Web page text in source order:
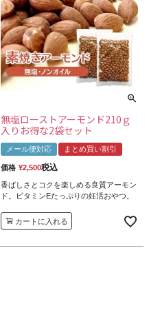
無塩ローストアーモンド210ｇ
入りお得な2袋セット
メール便対応 まとめ買い割引
価格 ¥2,500税込
香ばしさとコクを楽しめる良質アーモン
ド。ビタミンEたっぷりの妊活おやつ。
カートに入れる